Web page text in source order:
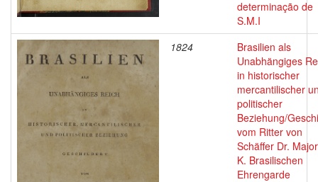
determinação de
S.M.I
1824
Brasilien als
Unabhängiges
in historischer
mercantilischer
politischer
Beziehung/
vom Ritter von
Schäffer Dr.
K. Brasilischen
Ehrengarde